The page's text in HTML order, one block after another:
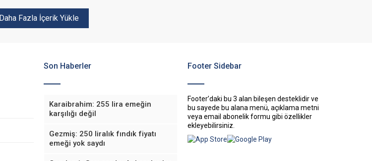
Daha Fazla İçerik Yükle
Son Haberler
Karaibrahim: 255 lira emeğin
karşılığı değil
Gezmiş: 250 liralık fındık fiyatı
emeği yok saydı
Footer Sidebar
Footer’daki bu 3 alan bileşen desteklidir ve
bu sayede bu alana menü, açıklama metni
veya email abonelik formu gibi özellikler
ekleyebilirsiniz.